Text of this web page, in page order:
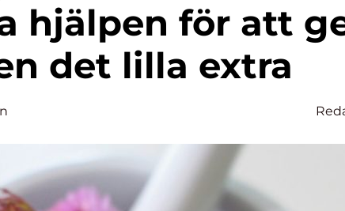
hjälpen för att
det lilla extra